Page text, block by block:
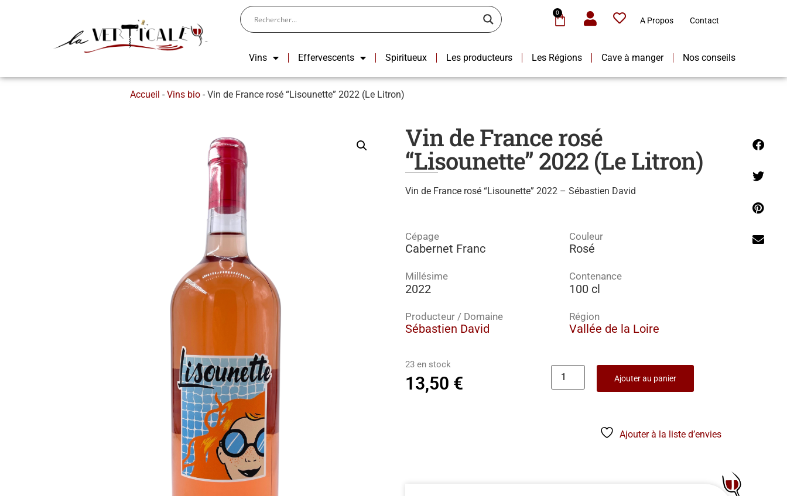
0
A Propos Contact
Vins Effervescents Spiritueux Les producteurs Les Régions Cave à manger Nos conseils
Accueil - Vins bio - Vin de France rosé “Lisounette” 2022 (Le Litron)
Vin de France rosé
“Lisounette” 2022 (Le Litron)
Vin de France rosé “Lisounette” 2022 – Sébastien David
Cépage
Cabernet Franc
Couleur
Rosé
Millésime
2022
Contenance
100 cl
Producteur / Domaine
Sébastien David
Région
Vallée de la Loire
23 en stock
13,50 € Ajouter au panier
Ajouter à la liste d’envies